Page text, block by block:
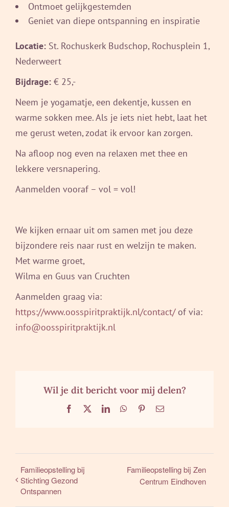
Ontmoet gelijkgestemden
Geniet van diepe ontspanning en inspiratie
Locatie: St. Rochuskerk Budschop, Rochusplein 1,
Nederweert
Bijdrage: € 25,-
Neem je yogamatje, een dekentje, kussen en
warme sokken mee. Als je iets niet hebt, laat het
me gerust weten, zodat ik ervoor kan zorgen.
Na afloop nog even na relaxen met thee en
lekkere versnapering.
Aanmelden vooraf – vol = vol!
We kijken ernaar uit om samen met jou deze
bijzondere reis naar rust en welzijn te maken.
Met warme groet,
Wilma en Guus van Cruchten
Aanmelden graag via:
https://www.oosspiritpraktijk.nl/contact/of via:
info@oosspiritpraktijk.nl
Wil je dit bericht voor mij delen?
Facebook LinkedInWhatsApp
Pinterest
E-
Familieopstelling bij
Stichting Gezond
Ontspannen
Familieopstelling bij Zen
Centrum Eindhoven